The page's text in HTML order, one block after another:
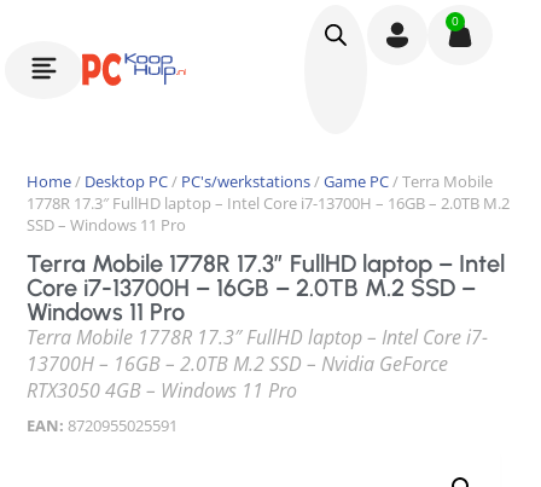
0
Home/ Desktop PC/ PC's/werkstations/Game PC/ Terra Mobile
1778R 17.3″ FullHD laptop – Intel Core i7-13700H – 16GB – 2.0TB M.2
SSD – Windows 11 Pro
Terra Mobile 1778R 17.3″ FullHD laptop – Intel
Core i7-13700H – 16GB – 2.0TB M.2 SSD –
Windows 11 Pro
Terra Mobile 1778R 17.3″ FullHD laptop – Intel Core i7-
13700H – 16GB – 2.0TB M.2 SSD – Nvidia GeForce
RTX3050 4GB – Windows 11 Pro
EAN: 8720955025591